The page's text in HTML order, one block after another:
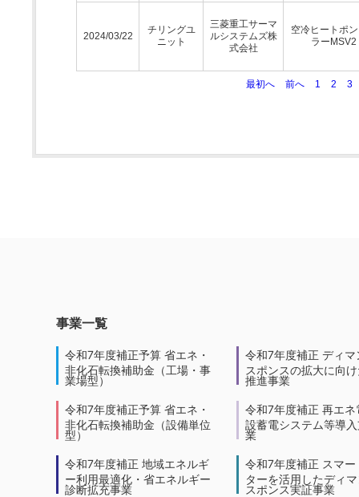
2024/03/22
チリングユ
ニット
三菱重工サーマ
ルシステムズ株
式会社
空冷ヒートポ
ラーMSV2
最初へ 前へ 1 2 3
事業一覧
令和7年度補正予算 省エネ・
非化石転換補助金（工場・事
業場型）
令和7年度補正予算 省エネ・
非化石転換補助金（設備単位
型）
令和7年度補正 地域エネルギ
ー利用最適化・省エネルギー
診断拡充事業
令和7年度補正 ディマ
スポンスの拡大に向
推進事業
令和7年度補正 再エネ
設蓄電システム等導
業
令和7年度補正 スマー
ターを活用したディ
スポンス実証事業